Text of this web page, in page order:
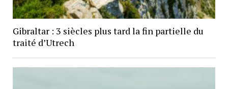
Gibraltar : 3 siècles plus tard la fin partielle du
traité d’Utrech